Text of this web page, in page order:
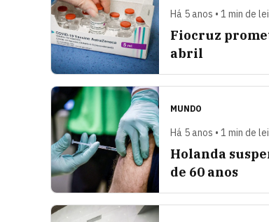
Há 5 anos • 1 min de
Fiocruz
abril
MUNDO
Há 5 anos • 1 min de
Holanda
de 60 anos